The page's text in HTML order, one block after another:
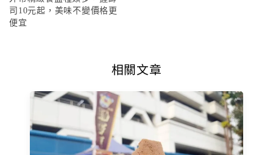
司10元起，美味不變價格更
便宜
相關文章